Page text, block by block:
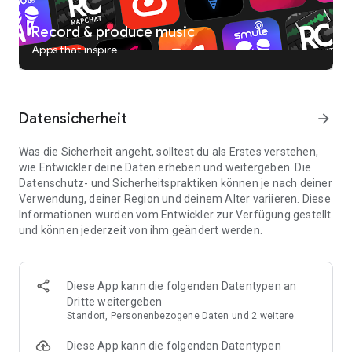
gewinnen. Verbinde dich mit Sängern und Musikliebhabern
aus der ganzen Welt.
- Karaoke-Challenges: Nimm an aufregenden Wettbewerben
und globalen Events teil, gewinne Preise, erweitere deine
Fangemeinde und zeige dein Talent.
du Anfänger oder erfahren bist – Smule hilft dir, deine
- Freestyle-Modus: Werde kreativ, indem du eigene Songs
aufnimmst, Texte erstellst und andere einlädst, mit dir
musikalische Projekte zu starten.
- Teile deine Musik: Lade deine Videos oder Audioaufnahmen
direkt auf Social Media wie TikTok, Instagram, WhatsApp und
mehr hoch. Teile deine Leidenschaft für Musik mit der Welt!
VERBINDE DIE WELT DURCH MUSIK™
zusammenbringt. Mit Smule kannst du nicht nur singen,
sondern auch eine Community aus Gleichgesinnten
entdecken. Teile deine Performances, finde neue Fans und
entdecke Songs, die dein Herz bewegen.
Record & produce music
Apps that inspire
Datensicherheit arrow_forward
Was die Sicherheit angeht, solltest du als Erstes verstehen,
wie Entwickler deine Daten erheben und weitergeben. Die
Datenschutz- und Sicherheitspraktiken können je nach deiner
Verwendung, deiner Region und deinem Alter variieren. Diese
Informationen wurden vom Entwickler zur Verfügung gestellt
und können jederzeit von ihm geändert werden.
Diese App kann die folgenden Datentypen an
Dritte weitergeben
Standort, Personenbezogene Daten und 2 weitere
Diese App kann die folgenden Datentypen